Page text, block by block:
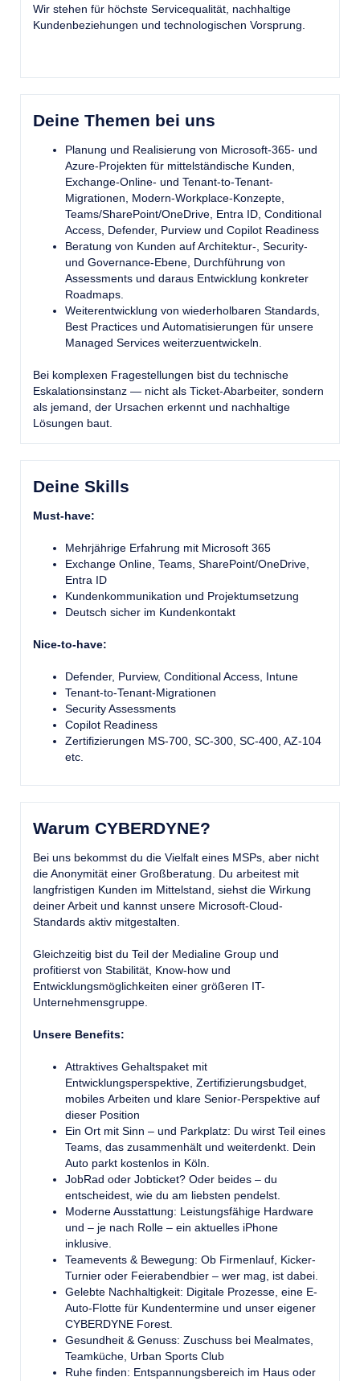
Wir stehen für höchste Servicequalität, nachhaltige
Kundenbeziehungen und technologischen Vorsprung.
Deine Themen bei uns
Planung und Realisierung von Microsoft-365- und
Azure-Projekten für mittelständische Kunden,
Exchange-Online- und Tenant-to-Tenant-
Migrationen, Modern-Workplace-Konzepte,
Teams/SharePoint/OneDrive, Entra ID, Conditional
Access, Defender, Purview und Copilot Readiness
Beratung von Kunden auf Architektur-, Security-
und Governance-Ebene, Durchführung von
Assessments und daraus Entwicklung konkreter
Roadmaps.
Weiterentwicklung von wiederholbaren Standards,
Best Practices und Automatisierungen für unsere
Managed Services weiterzuentwickeln.
Bei komplexen Fragestellungen bist du technische
Eskalationsinstanz — nicht als Ticket-Abarbeiter, sondern
als jemand, der Ursachen erkennt und nachhaltige
Lösungen baut.
Deine Skills
Must-have:
Mehrjährige Erfahrung mit Microsoft 365
Exchange Online, Teams, SharePoint/OneDrive,
Entra ID
Kundenkommunikation und Projektumsetzung
Deutsch sicher im Kundenkontakt
Nice-to-have:
Defender, Purview, Conditional Access, Intune
Tenant-to-Tenant-Migrationen
Security Assessments
Copilot Readiness
Zertifizierungen MS-700, SC-300, SC-400, AZ-104
etc.
Warum CYBERDYNE?
Bei uns bekommst du die Vielfalt eines MSPs, aber nicht
die Anonymität einer Großberatung. Du arbeitest mit
langfristigen Kunden im Mittelstand, siehst die Wirkung
deiner Arbeit und kannst unsere Microsoft-Cloud-
Standards aktiv mitgestalten.
Gleichzeitig bist du Teil der Medialine Group und
profitierst von Stabilität, Know-how und
Entwicklungsmöglichkeiten einer größeren IT-
Unternehmensgruppe.
Unsere Benefits:
Attraktives Gehaltspaket mit
Entwicklungsperspektive, Zertifizierungsbudget,
mobiles Arbeiten und klare Senior-Perspektive auf
dieser Position
Ein Ort mit Sinn – und Parkplatz: Du wirst Teil eines
Teams, das zusammenhält und weiterdenkt. Dein
Auto parkt kostenlos in Köln.
JobRad oder Jobticket? Oder beides – du
entscheidest, wie du am liebsten pendelst.
Moderne Ausstattung: Leistungsfähige Hardware
und – je nach Rolle – ein aktuelles iPhone
inklusive.
Teamevents & Bewegung: Ob Firmenlauf, Kicker-
Turnier oder Feierabendbier – wer mag, ist dabei.
Gelebte Nachhaltigkeit: Digitale Prozesse, eine E-
Auto-Flotte für Kundentermine und unser eigener
CYBERDYNE Forest.
Gesundheit & Genuss: Zuschuss bei Mealmates,
Teamküche, Urban Sports Club
Ruhe finden: Entspannungsbereich im Haus oder